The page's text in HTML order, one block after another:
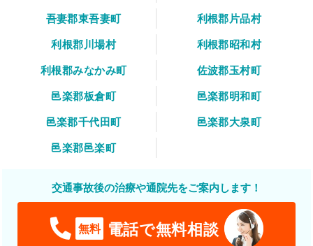
吾妻郡東吾妻町
利根郡片品村
利根郡川場村
利根郡昭和村
利根郡みなかみ町
佐波郡玉村町
邑楽郡板倉町
邑楽郡明和町
邑楽郡千代田町
邑楽郡大泉町
邑楽郡邑楽町
交通事故後の治療や通院先をご案内します！
無料 電話で無料相談